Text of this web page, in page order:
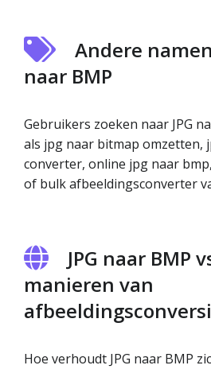
Andere
naar BMP
Gebruikers zoeken naar JPG
als jpg naar bitmap omzetten,
converter, online jpg naar
of bulk afbeeldingsconverter
JPG naar BMP
manieren van
Hoe verhoudt JPG naar BMP